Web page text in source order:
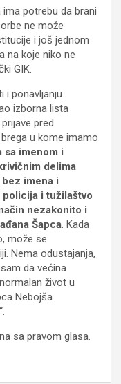
potrebu da brani
ne može
i još jednom
na koje niko ne
GIK.
i ponavljanju
izborna lista
pred
u kome imamo
sa imenom i
delima
imena i
i tužilaštvo
nezakonito i
Šapca. Kada
može se
Nema odustajanja,
da većina
život u
Nebojša
sa pravom glasa.